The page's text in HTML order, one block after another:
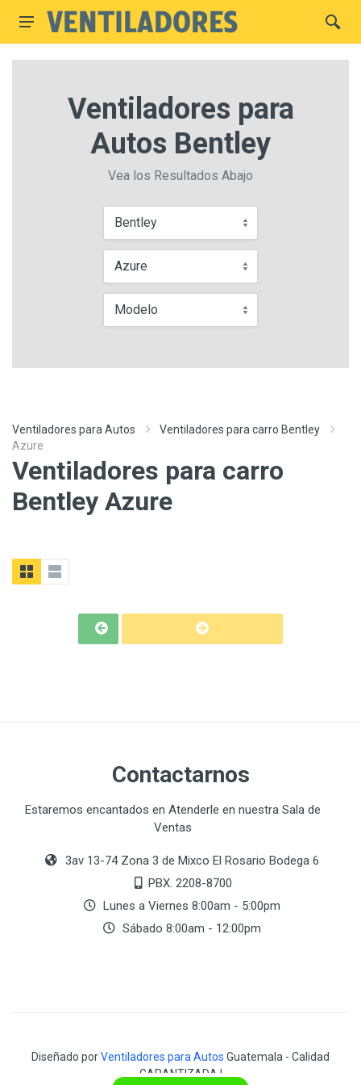
Ventiladores para
Autos Bentley
Vea los Resultados Abajo
Bentley
Azure
Modelo
Ventiladores para Autos
Ventiladores para carro Bentley
Azure
Ventiladores para carro
Bentley Azure
Contactarnos
Estaremos encantados en Atenderle en nuestra Sala de
Ventas
3av 13-74 Zona 3 de Mixco El Rosario Bodega 6
PBX. 2208-8700
Lunes a Viernes 8:00am - 5:00pm
Sábado 8:00am - 12:00pm
Diseñado porVentiladores para Autos Guatemala - Calidad
GARANTIZADA !